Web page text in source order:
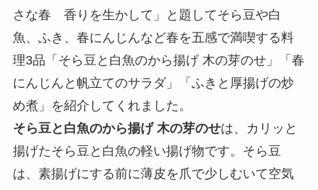
さな春 香りを生かして」と題してそら豆や白
魚、ふき、春にんじんなど春を五感で満喫する料
理3品「そら豆と白魚のから揚げ 木の芽のせ」「春
にんじんと帆立てのサラダ」「ふきと厚揚げの炒
め煮」を紹介してくれました。
そら豆と白魚のから揚げ 木の芽のせは、カリッと
揚げたそら豆と白魚の軽い揚げ物です。そら豆
は、素揚げにする前に薄皮を爪で少しむいて空気